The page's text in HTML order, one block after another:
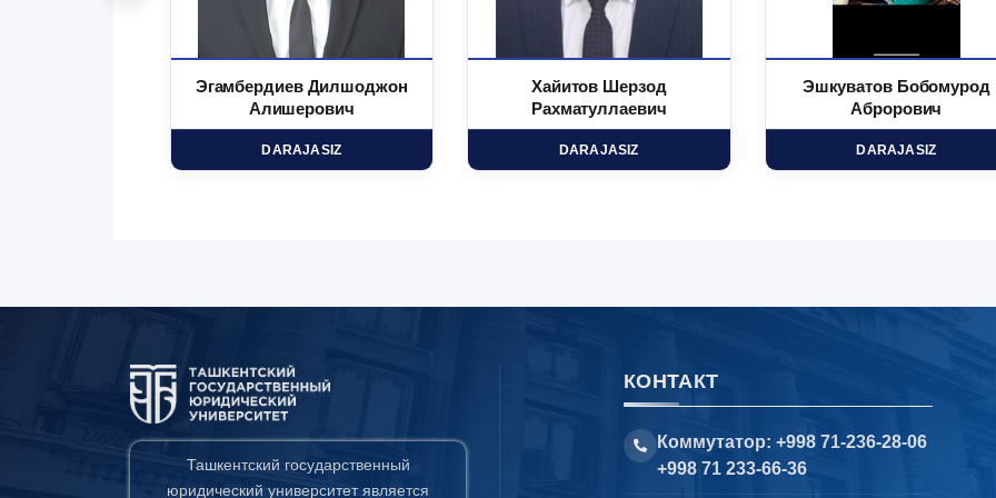
Эгамбердиев Дилшоджон
Алишерович
DARAJASIZ
Хайитов Шерзод
Рахматуллаевич
DARAJASIZ
Эшкуватов Бобомурод
Аброрович
DARAJASIZ
Ташкентский государственный
юридический университет является
КОНТАКТ
Коммутатор: +998 71-236-28-06
+998 71 233-66-36